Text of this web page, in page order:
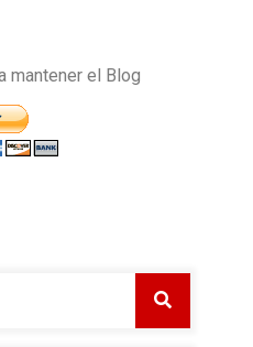
mantener el Blog